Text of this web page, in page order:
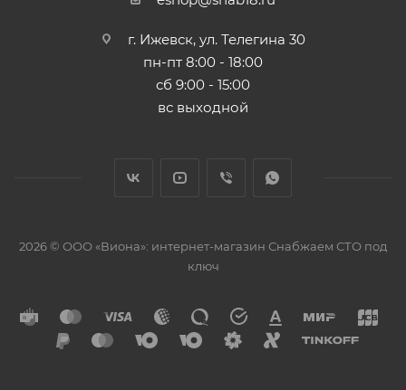
г. Ижевск, ул. Телегина 30
пн-пт 8:00 - 18:00
сб 9:00 - 15:00
вс выходной
2026 © ООО «Виона»: интернет-магазин Снабжаем СТО под
ключ